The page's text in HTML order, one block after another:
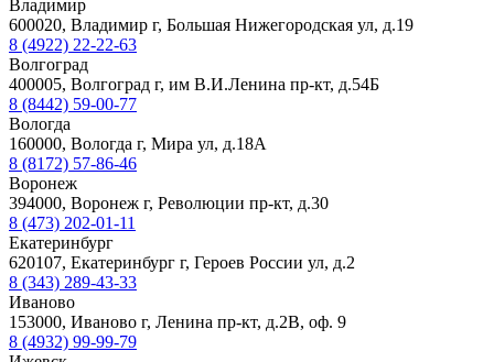
Владимир
600020, Владимир г, Большая Нижегородская ул, д.19
8 (4922) 22-22-63
Волгоград
400005, Волгоград г, им В.И.Ленина пр-кт, д.54Б
8 (8442) 59-00-77
Вологда
160000, Вологда г, Мира ул, д.18А
8 (8172) 57-86-46
Воронеж
394000, Воронеж г, Революции пр-кт, д.30
8 (473) 202-01-11
Екатеринбург
620107, Екатеринбург г, Героев России ул, д.2
8 (343) 289-43-33
Иваново
153000, Иваново г, Ленина пр-кт, д.2В, оф. 9
8 (4932) 99-99-79